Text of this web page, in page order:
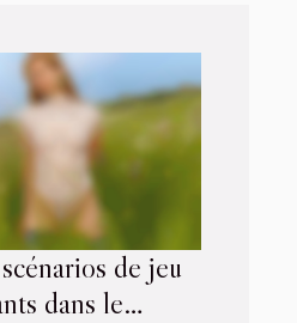
de jeu
dans le